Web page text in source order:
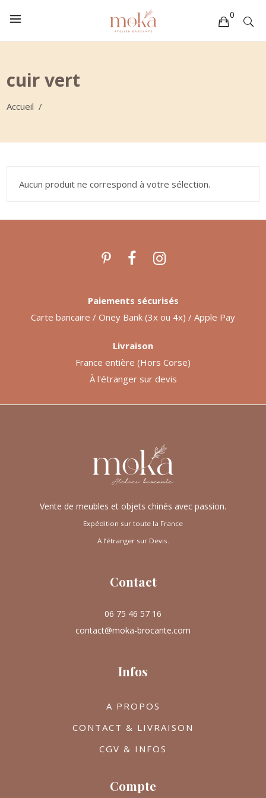
0
cuir vert
Accueil /
Aucun produit ne correspond à votre sélection.
Vente de meubles et objets chinés avec passion.
Expédition sur toute la France
A l’étranger sur Devis.
Contact
06 75 46 57 16
contact@moka-brocante.com
Infos
A PROPOS
CONTACT & LIVRAISON
CGV & INFOS
Compte
Paiements sécurisés
Carte bancaire / Oney Bank (3x ou 4x) / Apple Pay
Livraison
France entière (Hors Corse)
À l'étranger sur devis